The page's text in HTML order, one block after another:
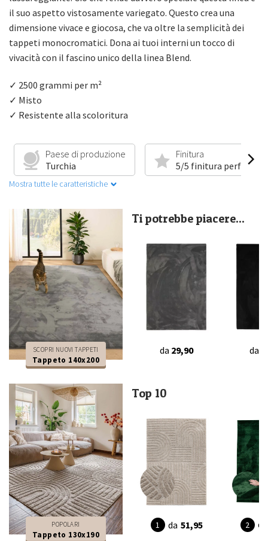
il suo aspetto vistosamente variegato. Questo crea una
dimensione vivace e giocosa, che va oltre la semplicità dei
tappeti monocromatici. Dona ai tuoi interni un tocco di
vivacità con il fascino unico della linea Blend.
✓ 2500 grammi per m²
✓ Misto
✓ Resistente alla scoloritura
Paese di produzione
Turchia
Finitura
5/5 finitura perfetta
Mostra tutte le caratteristiche
SCOPRI NUOVI TAPPETI
Tappeto 140x200
Ti potrebbe piacere...
da 29,90 da
POPOLARI
Tappeto 130x190
Top 10
da 51,95 da